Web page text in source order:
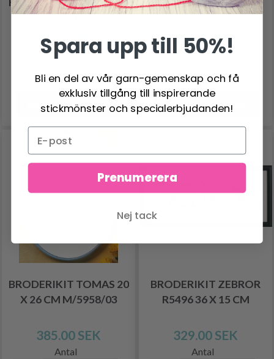
CM
366.00 SEK
Antal
Lägg till varukorgen
R5425/82
329.00 SEK
Antal
Lägg till varukorgen
BRODERIKIT TOMAS 20
X 26 CM M/5958/03
385.00 SEK
Antal
BRODERIKIT ZEBROR
R5496 36 X 15 CM
329.00 SEK
Antal
Spara upp till 50%!
Bli en del av vår garn-gemenskap och få
exklusiv tillgång till inspirerande
stickmönster och specialerbjudanden!
Prenumerera
Nej tack